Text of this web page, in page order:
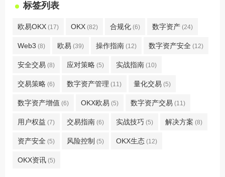
标签列表
欧易OKX (17) OKX (82) 合规化 (6) 数字资产 (24)
Web3 (8) 欧易 (39) 操作指南 (12) 数字资产安全 (12)
安全交易 (8) 应对策略 (5) 实战指南 (10)
交易策略 (6) 数字资产管理 (11) 量化交易 (5)
数字资产增值 (6) OKX欧易 (5) 数字资产交易 (11)
用户权益 (7) 交易指南 (6) 实战技巧 (5) 解决方案 (8)
资产安全 (5) 风险控制 (5) OKX生态 (12)
OKX资讯 (5)